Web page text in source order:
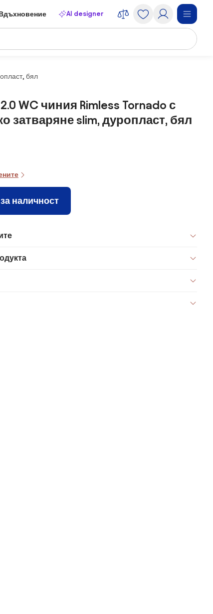
Вдъхновение AI designer
бял
WC чиния Rimless Tornado с
затваряне slim, дуропласт, бял
наличност